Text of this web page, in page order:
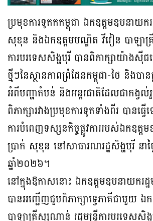
ប្រមុខការទូតកកម្ពុជា ឯកឧត្តមឧបនាយករ
សុខុន និងឯកឧត្តមបណ្ឌិត វីវៀន បាឡាគ្
ការបរទេសសិង្ហបុរី បានពិភាក្សាយ៉ាងស៊ីជ
ថ្មីៗនៃស្ថានភាពព្រំដែនកម្ពុជា-ថៃ និងបា
អំពីបញ្ហាតំបន់ និងអន្តរជាតិដែលជាកង្វ
ពិភាក្សារវាងប្រមុខការទូតទាំងពីរ បានធ្
ការបំពេញទស្សនកិច្ចផ្លូវការរបស់ឯកឧត្តម
ប្រាក់ សុខុន នៅសាធារណរដ្ឋសិង្ហបុរី នាថ្
ឆ្នាំ២០២៦។
នៅក្នុងឱកាសនោះ ឯកឧត្តមឧបនាយករដ្
បានអញ្ជើញជួបពិភាក្សាទ្វេភាគីជាមួយ ឯ
បាឡាគ្រីស្សណាន់ រដ្ឋមន្ត្រីការបរទេសសិង្